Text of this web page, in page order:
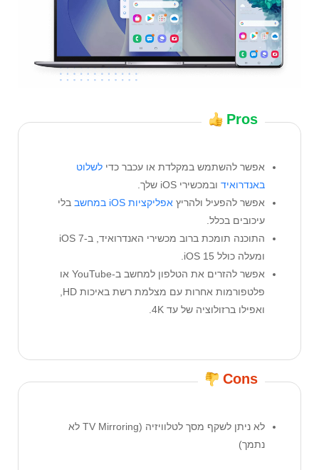
Pros
אפשר להשתמש במקלדת או עכבר כדי לשלוט
באנדרואיד ובמכשירי iOS שלך.
אפשר להפעיל ולהריץ אפליקציות iOS במחשב
בלי
עיכובים בכלל.
התוכנה תומכת ברוב מכשירי האנדרואיד, ב-iOS 7
ומעלה כולל iOS 15.
אפשר להזרים את הטלפון למחשב ב-YouTube או
ואפילו ברזולוציה של עד 4K.
Cons
לא ניתן לשקף מסך לטלוויזיה (TV Mirroring לא
נתמך)